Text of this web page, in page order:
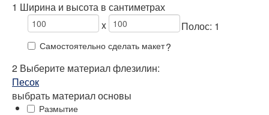
1 Ширина и высота в сантиметрах
x
Полос: 1
Самостоятельно сделать макет?
2 Выберите материал флезилин:
Песок
выбрать материал основы
Размытие